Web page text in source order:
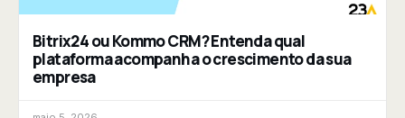
Bitrix24 ou Kommo CRM? Entenda qual
plataforma acompanha o crescimento da sua
empresa